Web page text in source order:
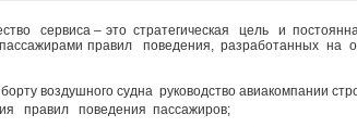
сервиса – это стратегическая цель и
правил поведения, разработанных на
воздушного судна руководство авиакомпании
правил поведения пассажиров;